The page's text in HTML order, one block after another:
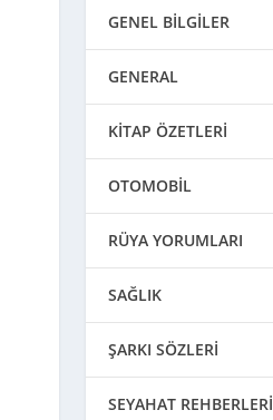
GENEL BİLGİLER
GENERAL
KİTAP ÖZETLERİ
OTOMOBİL
RÜYA YORUMLARI
SAĞLIK
ŞARKI SÖZLERİ
SEYAHAT REHBERLERİ